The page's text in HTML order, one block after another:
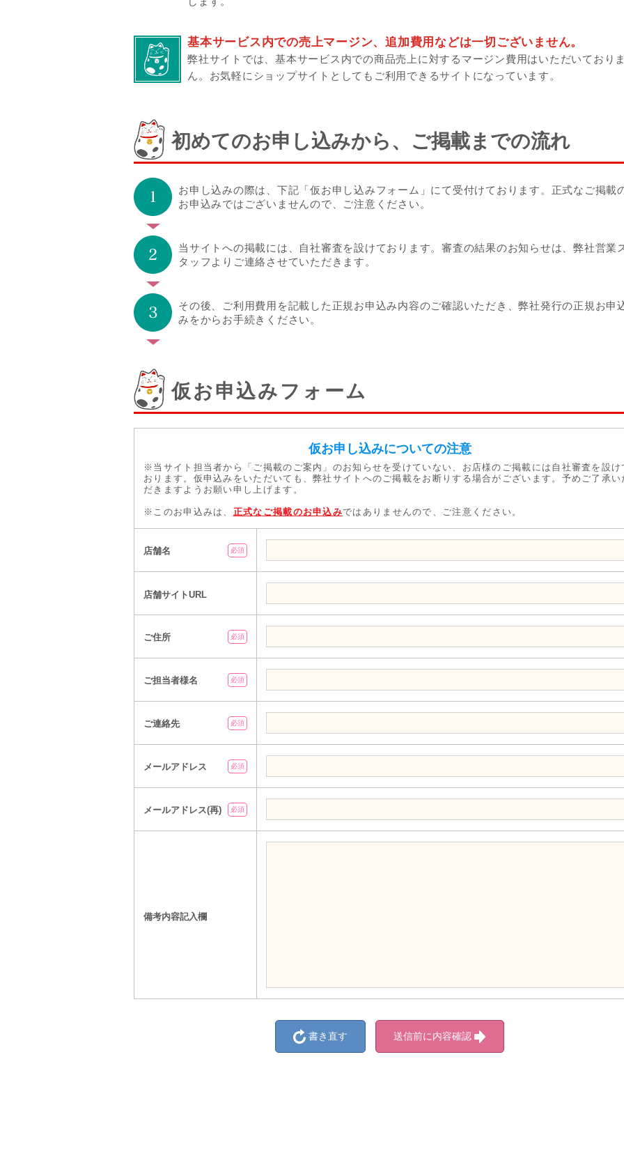
基本サービス内での売上マージン、追加費用などは一切ございません。
弊社サイトでは、基本サービス内での商品売上に対するマージン費用はいただいており
ん。 お気軽にショップサイトとしてもご利用できるサイトになっています。
初めてのお申し込みから、ご掲載までの流れ
お申し込みの際は、下記「仮お申し込みフォーム」にて受付けております。正式なご掲載
お申込みではございませんので、ご注意ください。
当サイトへの掲載には、自社審査を設けております。審査の結果のお知らせは、弊社営業
タッフよりご連絡させていただきます。
その後、ご利用費用を記載した正規お申込み内容のご確認いただき、弊社発行の正規お申
みをからお手続きください。
仮お申込みフォーム
仮お申し込みについての注意
※当サイト担当者から「ご掲載のご案内」のお知らせを受けていない、お店様のご掲載には自社審査を設け
おります。仮申込みをいただいても、弊社サイトへのご掲載をお断りする場合がございます。予めご了承い
だきますようお願い申し上げます。
※このお申込みは、 正式なご掲載のお申込みではありませんので、ご注意ください。
店舗名 必須
店舗サイトURL
ご住所 必須
ご担当者様名 必須
ご連絡先 必須
メールアドレス 必須
メールアドレス(再) 必須
備考内容記入欄
書き直す 送信前に内容確認